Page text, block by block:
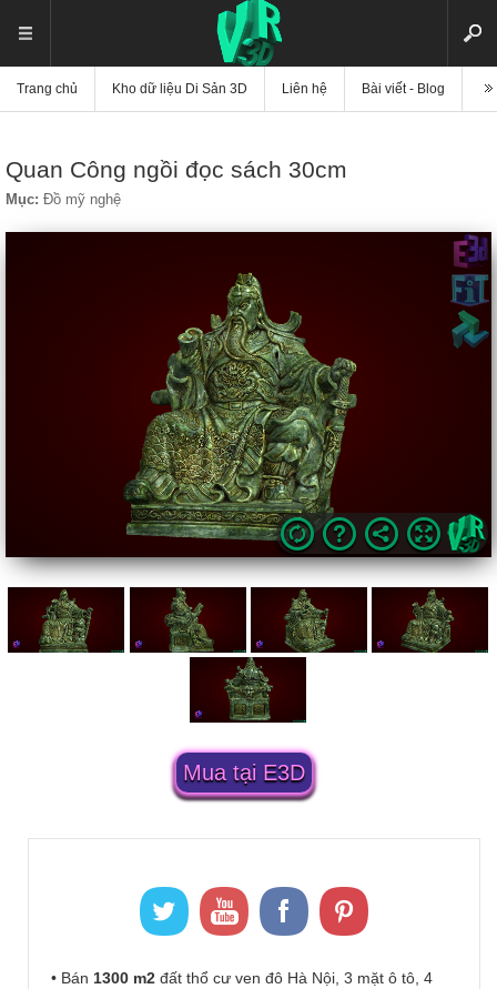
Trang chủ Kho dữ liệu Di Sản 3D Liên hệ Bài viết - Blog
Quan Công ngồi đọc sách 30cm
Mục: Đồ mỹ nghệ
Mua tại E3D
• Bán 1300 m2 đất thổ cư ven đô Hà Nội, 3 mặt ô tô, 4